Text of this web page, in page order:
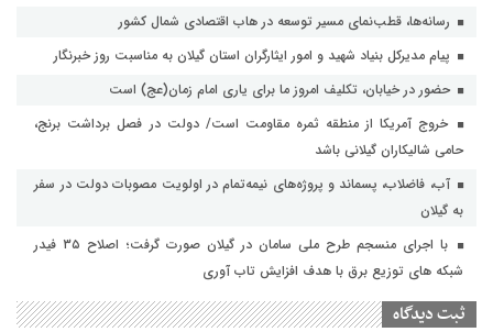
رسانه‌ها، قطب‌نمای مسیر توسعه در هاب اقتصادی شمال كشور
پیام مدیرکل بنیاد شهید و امور ایثارگران استان گیلان به مناسبت روز خبرنگار
حضور در خیابان، تکلیف امروز ما برای یاری امام زمان(عج) است
خروج آمریکا از منطقه ثمره مقاومت است/ دولت در فصل برداشت برنج،
حامی شالیکاران گیلانی باشد
آب، فاضلاب، پسماند و پروژه‌های نیمه‌تمام در اولویت مصوبات دولت در سفر
به گیلان
با اجرای منسجم طرح ملی سامان در گیلان صورت گرفت؛ اصلاح ۳۵ فیدر
شبکه های توزیع برق با هدف افزایش تاب آوری
ثبت دیدگاه